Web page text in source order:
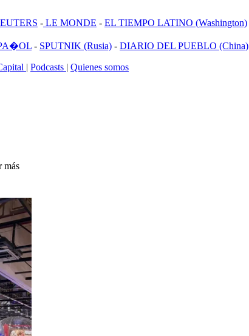
- LE MONDE - EL TIEMPO LATINO (Washington)
- SPUTNIK (Rusia) - DIARIO DEL PUEBLO (China)
| Podcasts | Quienes somos
más